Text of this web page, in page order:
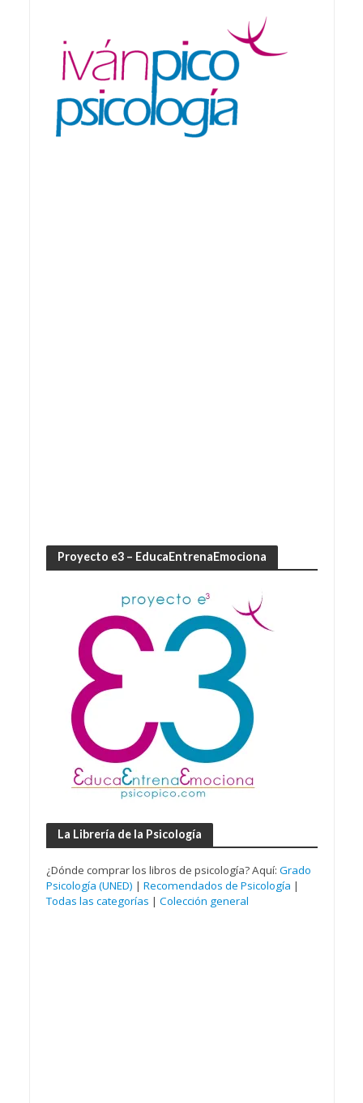
Proyecto e3 – EducaEntrenaEmociona
La Librería de la Psicología
¿Dónde comprar los libros de psicología? Aquí: Grado
Psicología (UNED) | Recomendados de Psicología |
Todas las categorías | Colección general